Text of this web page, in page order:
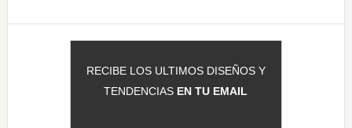
RECIBE LOS ULTIMOS DISEÑOS Y
TENDENCIAS EN TU EMAIL